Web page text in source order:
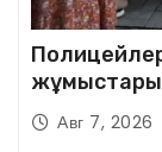
Авг 7, 2026